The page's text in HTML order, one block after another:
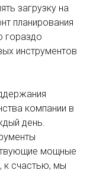
загрузку на
планирования
гораздо
инструментов
компании в
день.
мощные
к счастью, мы